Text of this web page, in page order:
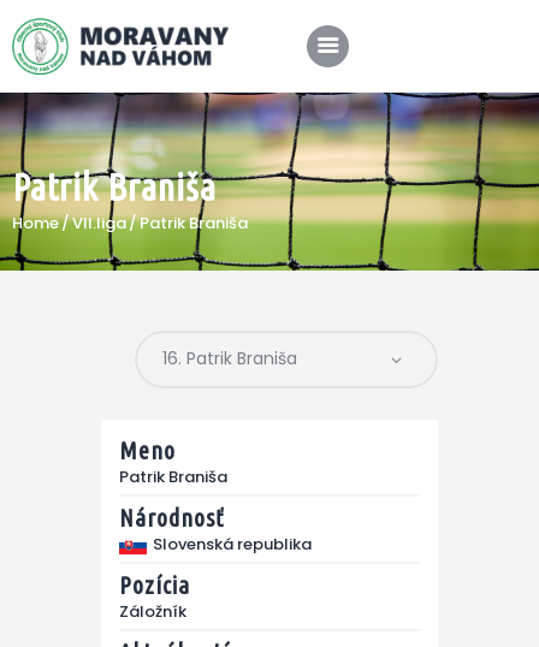
Patrik Braniša
Home VII.liga Patrik Braniša
SPRÁVY
KLUB
Meno
Patrik Braniša
Národnosť
Slovenská republika
Pozícia
Záložník